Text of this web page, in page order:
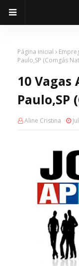
Página inicial
Paulo,SP (Comgás
10 Vagas
Paulo,SP
Aline Cristina